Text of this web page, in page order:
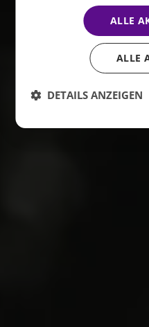
ALLE
ALLE
DETAILS ANZEIGEN